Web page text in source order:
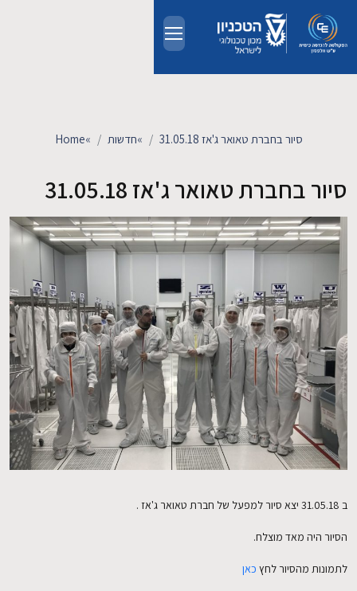
EN
מחקר
קשרי תעשייה
צרו קשר
Home» חדשות» סיור בחברת טאואר ג'אז 31.05.18
סיור בחברת טאואר ג'אז 31.05.18
ב 31.05.18 יצא סיור למפעל של חברת טאואר ג'אז .
הסיור היה מאד מוצלח.
לתמונות מהסיור לחץ כאן